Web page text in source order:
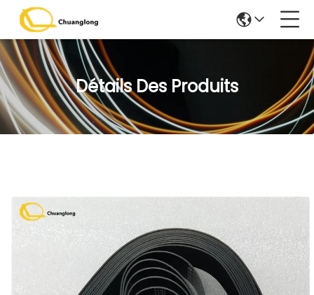
Détails Des Produits